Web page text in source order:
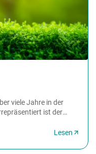
viele Jahre in der
ist der
Lesen